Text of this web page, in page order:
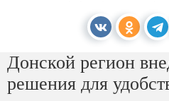
Донской регион
решения для